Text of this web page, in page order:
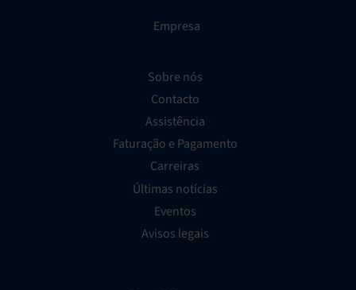
Empresa
Sobre nós
Contacto
Assistência
Faturação e Pagamento
Carreiras
Últimas notícias
Eventos
Avisos legais